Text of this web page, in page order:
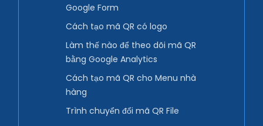
Google Form
Cách tạo mã QR có logo
Làm thế nào để theo dõi mã QR
bằng Google Analytics
Cách tạo mã QR cho Menu nhà
hàng
Trình chuyển đổi mã QR File